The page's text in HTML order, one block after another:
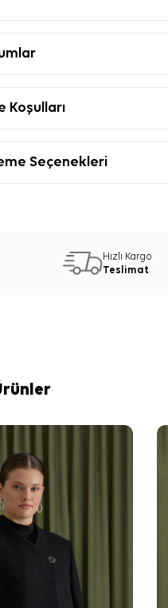
Koşulları
Seçenekleri
Hızlı Kargo
Teslimat